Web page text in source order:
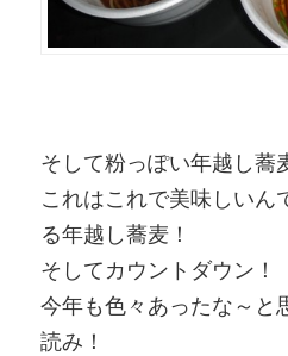
そして粉っぽい年越し蕎
これはこれで美味しいん
る年越し蕎麦！
そしてカウントダウン！
今年も色々あったな～と
読み！